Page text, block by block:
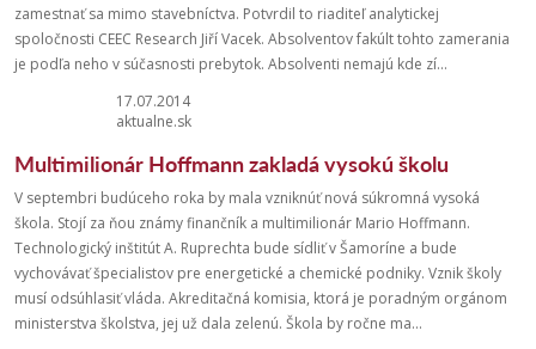
zamestnať sa mimo stavebníctva. Potvrdil to riaditeľ analytickej
spoločnosti CEEC Research Jiří Vacek. Absolventov fakúlt tohto zamerania
je podľa neho v súčasnosti prebytok. Absolventi nemajú kde zí...
17.07.2014
aktualne.sk
Multimilionár Hoffmann zakladá vysokú školu
V septembri budúceho roka by mala vzniknúť nová súkromná vysoká
škola. Stojí za ňou známy finančník a multimilionár Mario Hoffmann.
Technologický inštitút A. Ruprechta bude sídliť v Šamoríne a bude
vychovávať špecialistov pre energetické a chemické podniky. Vznik školy
musí odsúhlasiť vláda. Akreditačná komisia, ktorá je poradným orgánom
ministerstva školstva, jej už dala zelenú. Škola by ročne ma...